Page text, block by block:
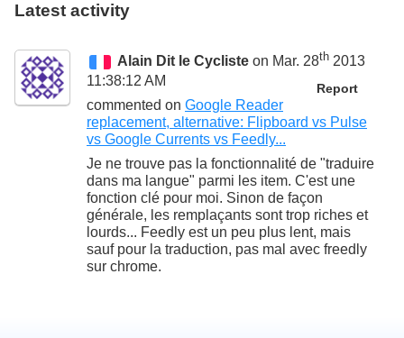
Latest activity
Alain Dit le Cycliste on Mar. 28th 2013
11:38:12 AM
Report
commented on Google Reader
replacement, alternative: Flipboard vs Pulse
vs Google Currents vs Feedly...
Je ne trouve pas la fonctionnalité de "traduire
dans ma langue" parmi les item. C'est une
fonction clé pour moi. Sinon de façon
générale, les remplaçants sont trop riches et
lourds... Feedly est un peu plus lent, mais
sauf pour la traduction, pas mal avec freedly
sur chrome.